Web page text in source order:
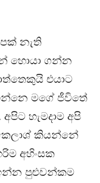
නැති
හොයා ගන්න
එයාට
මගේ ජීවිතේ
හැමදාම අපි
කියන්නේ
අහිංසක
පුළුවන්කම